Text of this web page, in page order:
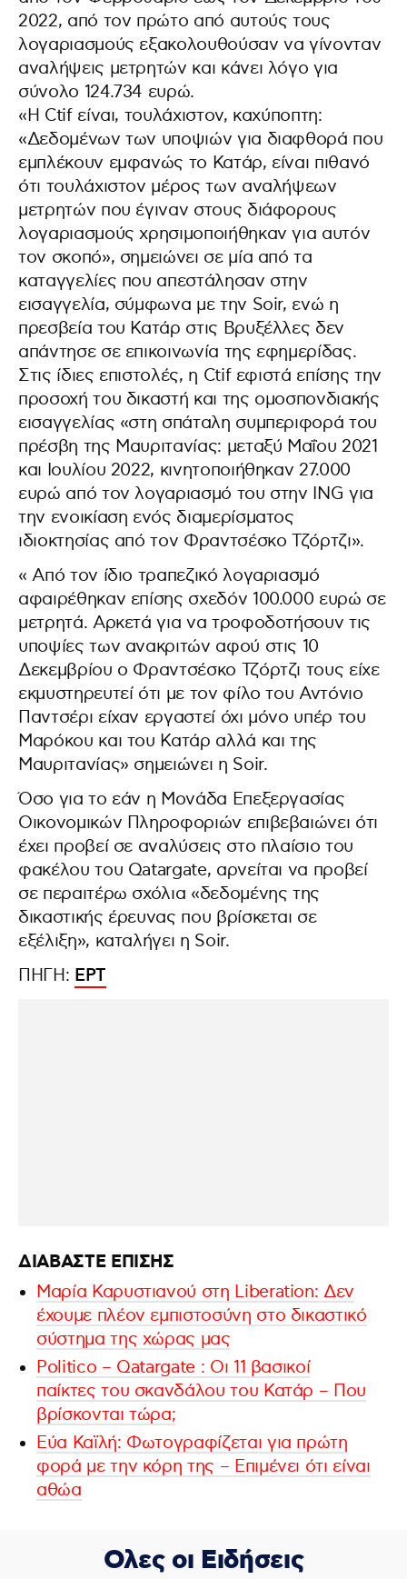
2022, από τον πρώτο από αυτούς τους
λογαριασμούς εξακολουθούσαν να γίνονταν
αναλήψεις μετρητών και κάνει λόγο για
σύνολο 124.734 ευρώ.
«Η Ctif είναι, τουλάχιστον, καχύποπτη:
«Δεδομένων των υποψιών για διαφθορά που
εμπλέκουν εμφανώς το Κατάρ, είναι πιθανό
ότι τουλάχιστον μέρος των αναλήψεων
μετρητών που έγιναν στους διάφορους
λογαριασμούς χρησιμοποιήθηκαν για αυτόν
τον σκοπό», σημειώνει σε μία από τα
καταγγελίες που απεστάλησαν στην
εισαγγελία, σύμφωνα με την Soir, ενώ η
πρεσβεία του Κατάρ στις Βρυξέλλες δεν
απάντησε σε επικοινωνία της εφημερίδας.
Στις ίδιες επιστολές, η Ctif εφιστά επίσης την
προσοχή του δικαστή και της ομοσπονδιακής
εισαγγελίας «στη σπάταλη συμπεριφορά του
πρέσβη της Μαυριτανίας: μεταξύ Μαΐου 2021
και Ιουλίου 2022, κινητοποιήθηκαν 27.000
ευρώ από τον λογαριασμό του στην ING για
την ενοικίαση ενός διαμερίσματος
ιδιοκτησίας από τον Φραντσέσκο Τζόρτζι».
« Από τον ίδιο τραπεζικό λογαριασμό
αφαιρέθηκαν επίσης σχεδόν 100.000 ευρώ σε
μετρητά. Αρκετά για να τροφοδοτήσουν τις
υποψίες των ανακριτών αφού στις 10
Δεκεμβρίου ο Φραντσέσκο Τζόρτζι τους είχε
εκμυστηρευτεί ότι με τον φίλο του Αντόνιο
Παντσέρι είχαν εργαστεί όχι μόνο υπέρ του
Μαρόκου και του Κατάρ αλλά και της
Μαυριτανίας» σημειώνει η Soir.
Όσο για το εάν η Μονάδα Επεξεργασίας
Οικονομικών Πληροφοριών επιβεβαιώνει ότι
έχει προβεί σε αναλύσεις στο πλαίσιο του
φακέλου του Qatargate, αρνείται να προβεί
σε περαιτέρω σχόλια «δεδομένης της
δικαστικής έρευνας που βρίσκεται σε
εξέλιξη», καταλήγει η Soir.
ΠΗΓΗ: ΕΡΤ
ΔΙΑΒΑΣΤΕ ΕΠΙΣΗΣ
Μαρία Καρυστιανού στη Liberation: Δεν
έχουμε πλέον εμπιστοσύνη στο δικαστικό
σύστημα της χώρας μας
Politico – Qatargate : Οι 11 βασικοί
παίκτες του σκανδάλου του Κατάρ – Που
βρίσκονται τώρα;
Εύα Καϊλή: Φωτογραφίζεται για πρώτη
φορά με την κόρη της – Επιμένει ότι είναι
αθώα
Ολες οι Ειδήσεις